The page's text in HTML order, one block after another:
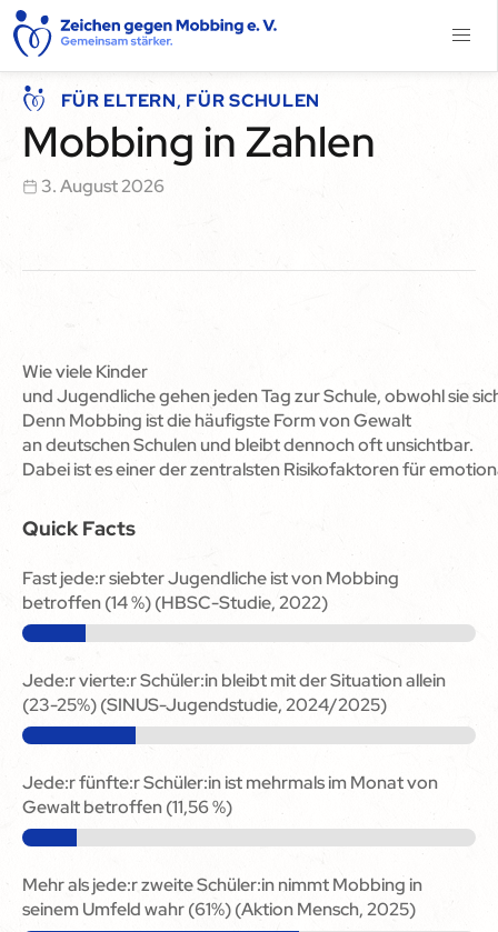
FÜR ELTERN, FÜR SCHULEN
Mobbing in Zahlen
3. August 2026
Wie viele Kinder
und Jugendliche gehen jeden Tag zur Schule, obwohl sie
Denn Mobbing ist die häufigste Form von Gewalt
an deutschen Schulen und bleibt dennoch oft unsichtbar.
Dabei ist es einer der zentralsten Risikofaktoren für
Quick Facts
Fast jede:r siebter Jugendliche ist von Mobbing
betroffen (14 %) (HBSC-Studie, 2022)
Jede:r vierte:r Schüler:in bleibt mit der Situation allein
(23-25%) (SINUS-Jugendstudie, 2024/2025)
Jede:r fünfte:r Schüler:in ist mehrmals im Monat von
Gewalt betroffen (11,56 %)
Mehr als jede:r zweite Schüler:in nimmt Mobbing in
seinem Umfeld wahr (61%) (Aktion Mensch, 2025)